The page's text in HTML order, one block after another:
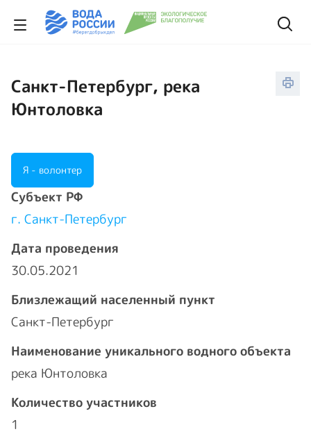
Санкт-Петербург, река
Юнтоловка
Я - волонтер
Cубъект РФ
г. Санкт-Петербург
Дата проведения
30.05.2021
Близлежащий населенный пункт
Санкт-Петербург
Наименование уникального водного объекта
река Юнтоловка
Количество участников
1